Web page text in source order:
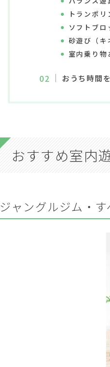
トランポリ
ソフトブロ
砂遊び（キ
室内乗り物
おうち時間
おすすめ室内
ジャングルジム・